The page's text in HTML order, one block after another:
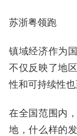
苏浙粤领跑
镇域经济作为
不仅反映了地
性和可持续性也
在全国范围内
地，什么样的